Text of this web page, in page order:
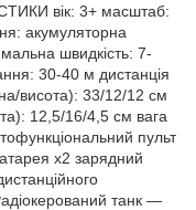
вік: 3+ масштаб:
акумуляторна
швидкість: 7-
30-40 м дистанція
висота): 33/12/12 см
12,5/16/4,5 см вага
пульт
x2 зарядний
танк —